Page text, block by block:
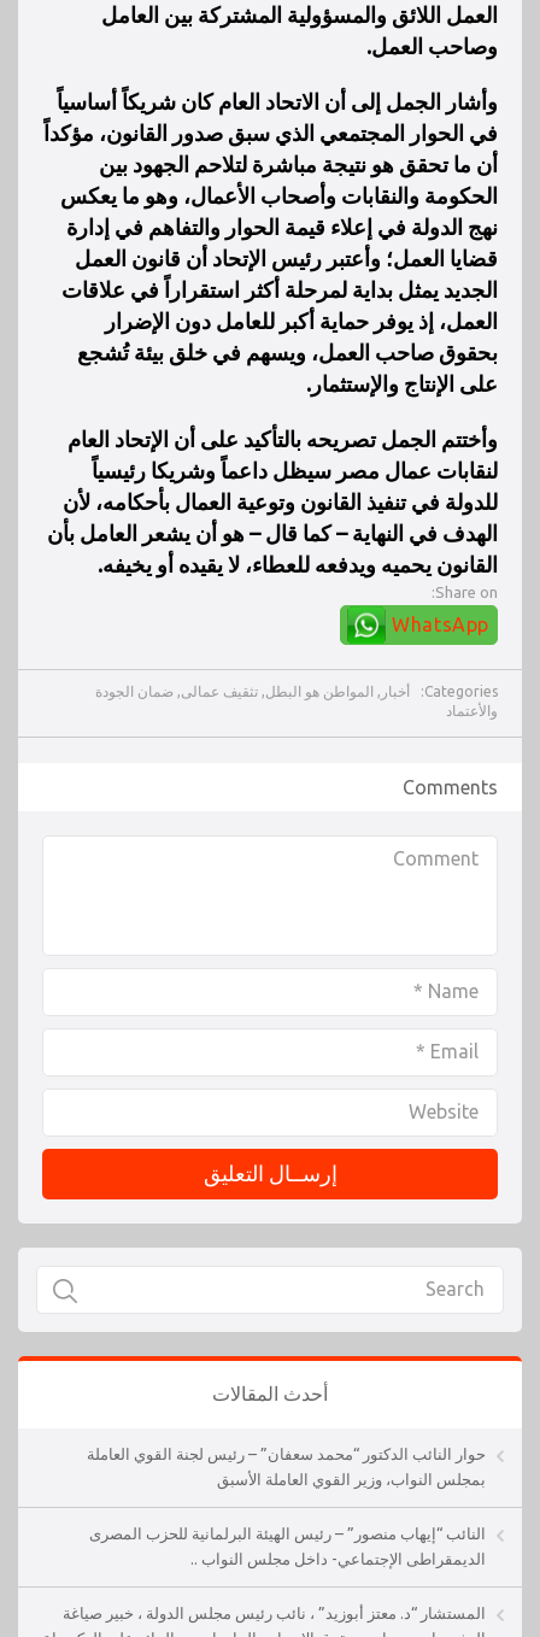
العمل اللائق والمسؤولية المشتركة بين العامل
وصاحب العمل.
وأشار الجمل إلى أن الاتحاد العام كان شريكاً أساسياً
في الحوار المجتمعي الذي سبق صدور القانون، مؤكداً
أن ما تحقق هو نتيجة مباشرة لتلاحم الجهود بين
الحكومة والنقابات وأصحاب الأعمال، وهو ما يعكس
نهج الدولة في إعلاء قيمة الحوار والتفاهم في إدارة
قضايا العمل؛ وأعتبر رئيس الإتحاد أن قانون العمل
الجديد يمثل بداية لمرحلة أكثر استقراراً في علاقات
العمل، إذ يوفر حماية أكبر للعامل دون الإضرار
بحقوق صاحب العمل، ويسهم في خلق بيئة تُشجع
على الإنتاج والإستثمار.
وأختتم الجمل تصريحه بالتأكيد على أن الإتحاد العام
لنقابات عمال مصر سيظل داعماً وشريكا رئيسياً
للدولة في تنفيذ القانون وتوعية العمال بأحكامه، لأن
الهدف في النهاية – كما قال – هو أن يشعر العامل بأن
القانون يحميه ويدفعه للعطاء، لا يقيده أو يخيفه.
Share on:
WhatsApp
Categories: أخبار , المواطن هو البطل, تثقيف عمالى, ضمان الجودة
والأعتماد
Comments
أحدث المقالات
حوار النائب الدكتور “محمد سعفان” – رئيس لجنة القوي العاملة
بمجلس النواب، وزير القوي العاملة الأسبق
النائب “إيهاب منصور” – رئيس الهيئة البرلمانية للحزب المصرى
الديمقراطى الإجتماعي- داخل مجلس النواب ..
المستشار “د. معتز أبوزيد” ، نائب رئيس مجلس الدولة ، خبير صياغة